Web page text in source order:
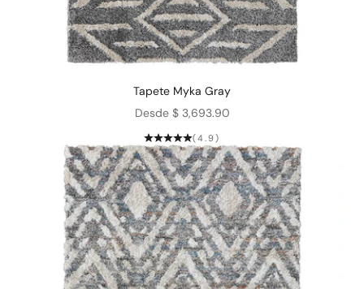
Tapete Myka Gray
Precio de oferta
Desde $ 3,693.90
(4.9)